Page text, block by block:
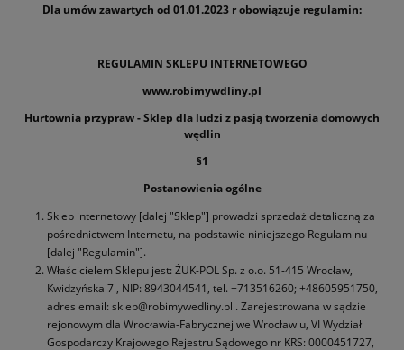
Dla umów zawartych od 01.01.2023 r obowiązuje regulamin:
REGULAMIN SKLEPU INTERNETOWEGO
www.robimywdliny.pl
Hurtownia przypraw - Sklep dla ludzi z pasją tworzenia domowych
wędlin
§1
Postanowienia ogólne
Sklep internetowy [dalej "Sklep"] prowadzi sprzedaż detaliczną za
pośrednictwem Internetu, na podstawie niniejszego Regulaminu
[dalej "Regulamin"].
Właścicielem Sklepu jest: ŻUK-POL Sp. z o.o. 51-415 Wrocław,
Kwidzyńska 7 , NIP: 8943044541, tel. +713516260; +48605951750,
adres email: sklep@robimywedliny.pl . Zarejestrowana w sądzie
rejonowym dla Wrocławia-Fabrycznej we Wrocławiu, VI Wydział
Gospodarczy Krajowego Rejestru Sądowego nr KRS: 0000451727,